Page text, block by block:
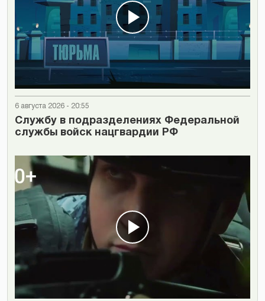
6 августа 2026 - 20:55
Cлужбу в подразделениях Федеральной
службы войск нацгвардии РФ